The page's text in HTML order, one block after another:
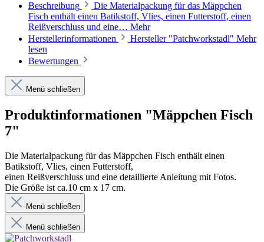
Beschreibung
Die Materialpackung für das Mäppchen
Fisch enthält einen Batikstoff, Vlies, einen Futterstoff, einen
Reißverschluss und eine… Mehr
Herstellerinformationen
Hersteller "Patchworkstadl" Mehr
lesen
Bewertungen
Menü schließen
Produktinformationen "Mäppchen Fisch
7"
Die Materialpackung für das Mäppchen Fisch enthält einen
Batikstoff, Vlies, einen Futterstoff,
einen Reißverschluss und eine detaillierte Anleitung mit Fotos.
Die Größe ist ca.10 cm x 17 cm.
Menü schließen
Menü schließen